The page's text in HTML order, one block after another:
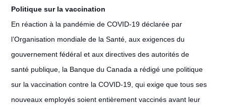
Politique sur la vaccination
En réaction à la pandémie de COVID-19 déclarée par
l’Organisation mondiale de la Santé, aux exigences du
gouvernement fédéral et aux directives des autorités de
santé publique, la Banque du Canada a rédigé une politique
sur la vaccination contre la COVID-19, qui exige que tous ses
nouveaux employés soient entièrement vaccinés avant leur